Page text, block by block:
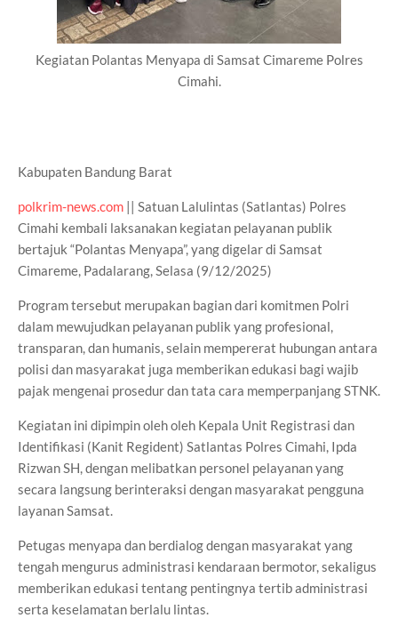
Kegiatan Polantas Menyapa di Samsat Cimareme Polres
Cimahi.
Kabupaten Bandung Barat
polkrim-news.com || Satuan Lalulintas (Satlantas) Polres
Cimahi kembali laksanakan kegiatan pelayanan publik
bertajuk “Polantas Menyapa”, yang digelar di Samsat
Cimareme, Padalarang, Selasa (9/12/2025)
Program tersebut merupakan bagian dari komitmen Polri
dalam mewujudkan pelayanan publik yang profesional,
transparan, dan humanis, selain mempererat hubungan antara
polisi dan masyarakat juga memberikan edukasi bagi wajib
pajak mengenai prosedur dan tata cara memperpanjang STNK.
Kegiatan ini dipimpin oleh oleh Kepala Unit Registrasi dan
Identifikasi (Kanit Regident) Satlantas Polres Cimahi, Ipda
Rizwan SH, dengan melibatkan personel pelayanan yang
secara langsung berinteraksi dengan masyarakat pengguna
layanan Samsat.
Petugas menyapa dan berdialog dengan masyarakat yang
tengah mengurus administrasi kendaraan bermotor, sekaligus
memberikan edukasi tentang pentingnya tertib administrasi
serta keselamatan berlalu lintas.